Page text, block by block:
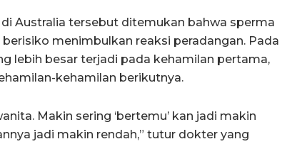
Australia tersebut ditemukan bahwa sperma
menimbulkan reaksi peradangan. Pada
lebih besar terjadi pada kehamilan pertama,
kehamilan berikutnya.
Makin sering ‘bertemu’ kan jadi makin
jadi makin rendah,” tutur dokter yang